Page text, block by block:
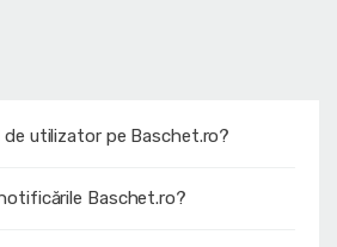
utilizator pe Baschet.ro?
Baschet.ro?